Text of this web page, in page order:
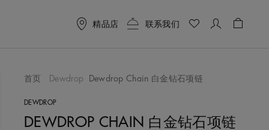
精品店 联系我们
品
首页 Dewdrop Dewdrop Chain 白金钻石项链
DEWDROP
DEWDROP CHAIN 白金钻石项链